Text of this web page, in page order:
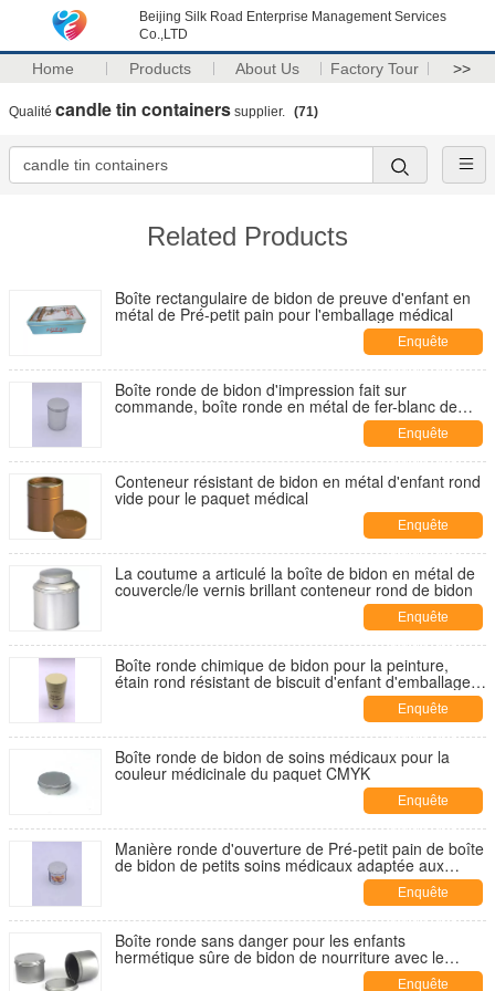
Beijing Silk Road Enterprise Management Services
Co.,LTD
Home Products About Us Factory Tour >>
Qualité candle tin containers supplier. (71)
Related Products
Boîte rectangulaire de bidon de preuve d'enfant en
métal de Pré-petit pain pour l'emballage médical
Enquête
maintenant
Boîte ronde de bidon d'impression fait sur
commande, boîte ronde en métal de fer-blanc de
Enquête
maintenant
Conteneur résistant de bidon en métal d'enfant rond
vide pour le paquet médical
Enquête
maintenant
La coutume a articulé la boîte de bidon en métal de
couvercle/le vernis brillant conteneur rond de bidon
Enquête
maintenant
Boîte ronde chimique de bidon pour la peinture,
étain rond résistant de biscuit d'enfant d'emballage
Enquête
maintenant
Boîte ronde de bidon de soins médicaux pour la
couleur médicinale du paquet CMYK
Enquête
maintenant
Manière ronde d'ouverture de Pré-petit pain de boîte
de bidon de petits soins médicaux adaptée aux
Enquête
maintenant
Boîte ronde sans danger pour les enfants
hermétique sûre de bidon de nourriture avec le
Enquête